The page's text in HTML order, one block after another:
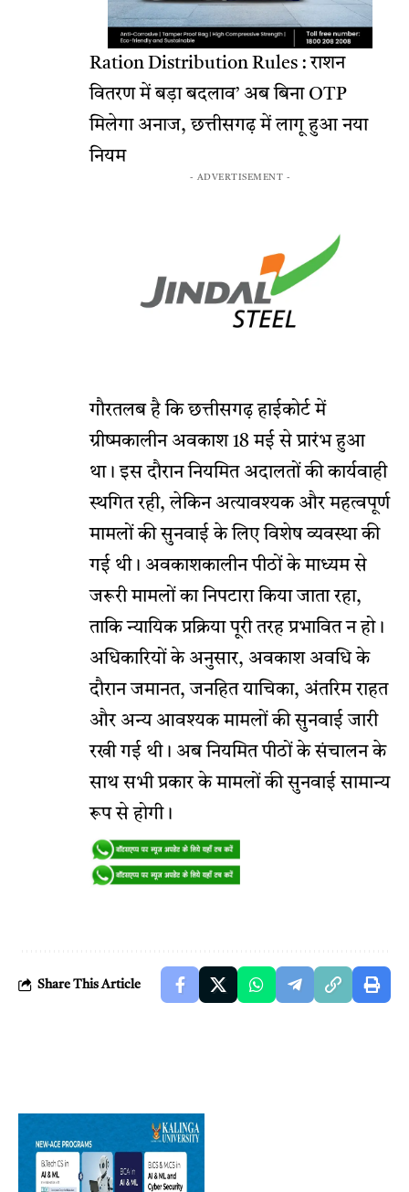
Ration Distribution Rules : राशन
वितरण में बड़ा बदलाव’ अब बिना OTP
मिलेगा अनाज, छत्तीसगढ़ में लागू हुआ नया
नियम
- ADVERTISEMENT -
गौरतलब है कि छत्तीसगढ़ हाईकोर्ट में
ग्रीष्मकालीन अवकाश 18 मई से प्रारंभ हुआ
था। इस दौरान नियमित अदालतों की कार्यवाही
स्थगित रही, लेकिन अत्यावश्यक और महत्वपूर्ण
मामलों की सुनवाई के लिए विशेष व्यवस्था की
गई थी। अवकाशकालीन पीठों के माध्यम से
जरूरी मामलों का निपटारा किया जाता रहा,
ताकि न्यायिक प्रक्रिया पूरी तरह प्रभावित न हो।
अधिकारियों के अनुसार, अवकाश अवधि के
दौरान जमानत, जनहित याचिका, अंतरिम राहत
और अन्य आवश्यक मामलों की सुनवाई जारी
रखी गई थी। अब नियमित पीठों के संचालन के
साथ सभी प्रकार के मामलों की सुनवाई सामान्य
रूप से होगी।
Share This Article